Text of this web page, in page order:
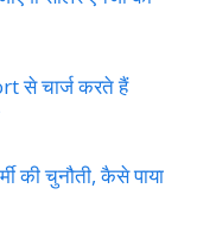
से चार्ज करते हैं
की चुनौती, कैसे पाया